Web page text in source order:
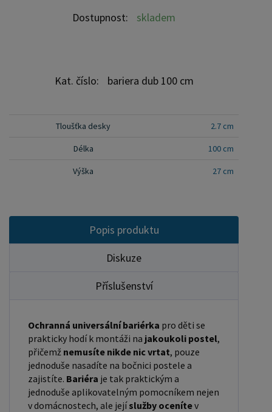
Dostupnost: skladem
Kat. číslo: bariera dub 100 cm
Tloušťka desky 2.7 cm
Délka 100 cm
Výška 27 cm
Popis produktu
Diskuze
Příslušenství
Ochranná universální bariérka pro děti se
prakticky hodí k montáži na jakoukoli postel,
přičemž nemusíte nikde nic vrtat, pouze
jednoduše nasadíte na bočnici postele a
zajistíte. Bariéra je tak praktickým a
jednoduše aplikovatelným pomocníkem nejen
v domácnostech, ale jejíslužby ocenítev